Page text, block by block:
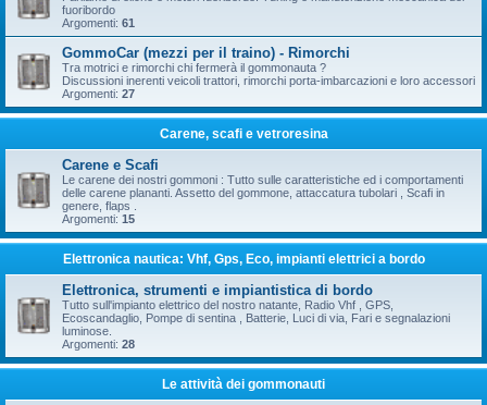
fuoribordo
Argomenti: 61
GommoCar (mezzi per il traino) - Rimorchi
Tra motrici e rimorchi chi fermerà il gommonauta ?
Discussioni inerenti veicoli trattori, rimorchi porta-imbarcazioni e loro accessori
Argomenti: 27
Carene, scafi e vetroresina
Carene e Scafi
Le carene dei nostri gommoni : Tutto sulle caratteristiche ed i comportamenti
delle carene plananti. Assetto del gommone, attaccatura tubolari , Scafi in
genere, flaps .
Argomenti: 15
Elettronica nautica: Vhf, Gps, Eco, impianti elettrici a bordo
Elettronica, strumenti e impiantistica di bordo
Tutto sull'impianto elettrico del nostro natante, Radio Vhf , GPS,
Ecoscandaglio, Pompe di sentina , Batterie, Luci di via, Fari e segnalazioni
luminose.
Argomenti: 28
Le attività dei gommonauti